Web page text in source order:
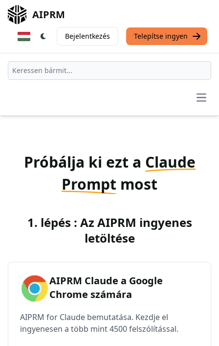
AIPRM
Bejelentkezés Telepítse ingyen
Próbálja ki ezt a Claude
Prompt most
1. lépés : Az AIPRM ingyenes
letöltése
AIPRM Claude a Google
Chrome számára
AIPRM for Claude bemutatása. Kezdje el
ingyenesen a több mint 4500 felszólítással.